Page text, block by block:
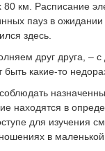
80 км. Расписание
пауз в
здесь.
друг друга, –
быть какие-то
находятся в
для
в